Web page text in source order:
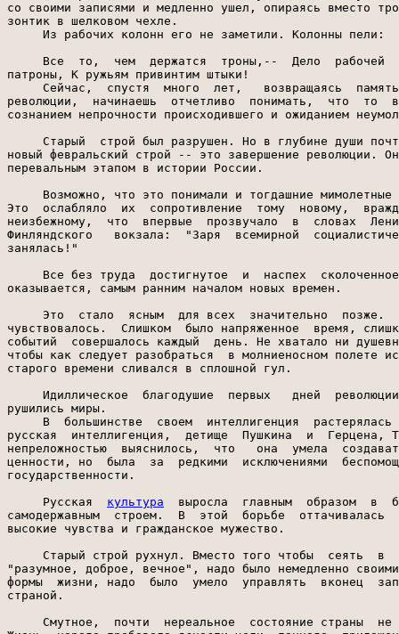
культура
выросла  главным  образом  в  борьбе  за  свободу  с
самодержавным  строем.  В  этой  борьбе  оттачивалась  мысль,  воспитывались
высокие чувства и гражданское мужество.

     Старый строй рухнул. Вместо того чтобы  сеять  в  народе хрестоматийное
"разумное, доброе, вечное", надо было немедленно своими руками создать новые
формы  жизни, надо  было  умело  управлять  вконец  запущенной и  необъятной
страной.

     Смутное,  почти  нереальное  состояние страны  не могло длиться  долго.
Жизнь  народа требовала ясности цели, точного  приложения труда.  Оказалось,
что  утверждение  справедливости  и  свободы требует  черной работы  и  даже
жестокости. Оказалось, что эти  вещи не рождаются сами  под звон кимвалов  и
восхищенные клики сограждан.
     Таковы были первые уроки революции. Такова  была первая встреча русской
интеллигенции лицом к липд с ее идеалами.

     Это была горькая чаша. Она не  миновала никого. Сильные духом выпили ее
и остались с народом, слабые -- или выродились, или погибли.

     Так  входила  страна  в  грозную  и  длительную  эпоху  создания  новой
гражданственности. Но,  повторяю,  в  то время все  эти мысли не были еще до
конца  понятны  всем.  Они  существовали  в  зачатке,  почти  как  ощущение.
Множество людей  плыло по  воле  событий  с  одним только  желанием  прожить
подольше, чтобы увидеть, как обернется история  и  к  какому  берегу прибьет
наконец Россию.

     Что  касается меня, то я встретил  Февральскую революцию с мальчишеским
восторгом, хотя мне было уже двадцать пять лет. Мне наивно верилось, что эта
революция   может  внезапно  переменить  людей  к   лучшему   и   объединить
непримиримых  врагов. Мне  казалось, что  человеку  не так  уж  трудно  ради
бесспорных  ценностей   революции  отказаться  от  пережитков  прошлого,  от
всяческой скверны и прежде всего от  жажды обогащения, национальной вражды и
угнетения себе подобных.

     Я был всегда уверен, что в каждом человеке заложены зачатки доброй воли
и все дело лишь в том, чтобы вызвать их из глубины его существа.

     Но скоро я убедился, что эти прекраснодушные  настроения --  наполовину
дым и тлен.  Каждый день  швырял мне в лицо жесткие доказательства того, что
человек  не  так  просто меняется и  революция  пока  что не  уничтожила  ни
ненависти, ни взаимного недоверия.
     Я гнал от себя  эту неприятную мысль,  но она не уходила и омрачала мою
радость.  Все  чаще  вспыхивал  гнев.  Особенно  сильно  я начал  ненавидеть
приглаженных и либеральных интеллигентов, стремительно и  явно  поглупевших,
по моему мнению, от недоброжелательства к своему, недавно еще умилявшему их,
народу.  Но  это еще не значило, что я целиком принимал в то время революцию
Октябрьскую.  Многое я принимал, иное  отвергал, особенно все,  что казалось
мне пренебрежением к прошлой культуре.

     Принять  целиком  Октябрь  мне  мешало мое  идеалистическое воспитание.
Поэтому  первые  два-три  года  Октябрьской  революции  я прожил  не как  ее
участник, а как глубоко заинтересованный свидетель.

     Только в  1920 году я  понял,  что нет другого  пути, чем тот,  который
избран моим народом. Тогда сразу же отлегло от сердца. Началось время веры и
больших  надежд Дальнейшая жизнь пошла уже не случайно, а более осмысленно и
более  или  менее твердо по  пути  служения  народу  в той  области, которая
представлялась мне наиболее  действенной и соответствующей моим  силам,--  в
литературе.

     Неизвестно,  какой путь  лучше  -- от  сомнения к  признанию или  путь,
лишенный всяческих сомнений.
     Во  всяком  случае,  глубокая  преданность  свободе,  справедливости  и
гуманности,  равно  как и честность  перед  самим собой всегда  казались мне
непременными качествами человека нашей революционной эпохи.

     Холодную весну 1917 года сменило душное лето.

     Жаркий  ветер  гонял по  мостовой вороха измятых и рваных  газет. Почти
каждый день  в Москве появлялись новые  газеты,  иногда самых необыкновенных
направлений, вплоть до теософских и анархических с лозунгом:

     "Анархия --  мать порядка". Эти  шумные  и большей частью  безграмотные
листки жили один-два дня.
     Ветер  трепал на стенах  десятки  то  обличительных, то  призывающих  к
благоразумию воззваний. Воздух был пропитан керосиновым запахом типографской
краски и ржаного  хлеба.  Этот последний деревенский  запах принесла с собой
армия.  Город  заполнялся солдатами,  валившими в тыл, несмотря на крикливые
приказы Керенского.
     Москва превратилась в буйное военное становище.  Солдаты плотно оседали
вокруг  вокзалов.  Привокзальные   площади  курились  дымом,  как  развалины
завоеванных городов. Но  это  был  не  пороховой дым,  а  дым махорки. Ветер
вертел серые смерчи из подсолнечной шелухи.

     Красный  флаг,  привязанный  к  воинственно  поднятой  бронзовой  сабле
Скобелева, давно выгорел от солнца, но победоносно шумел на ветру.

     Над городом висела  пелена пьюи.  В ней и день и ночь  горели заспанные
желтые фонари. Их просто забывали гасить.

     Для   экономии  электричества  часы  по  приказу  правительства  сильно
передвинули назад. Солнце заходило в четыре часа дня.

     Весь город был на ногах.  Квартиры пустовали. Ночи напролет люди хрипли
на митингах, слонялись  от бессонницы по  улицам, сидели и спорили в скверах
или просто на панели.  Незнакомые,  встречаясь на митингах, в одно мгновение
становились  друзьями  или  врагами.  Прошло  уже  четыре  месяца  с  начала
революции, но возбуждение не затихало. Тревога все так же томила сердца.

     Я решил поехать на  осень  к матери. Я вымотался  в Москве. За все  это
время я ничего не  успел  прочесть,  кроме  множества наспех отпечатанных на
газетной бумаге политических брошюр, отражавших непримиримую схватку партий.
Я  мечтал, как о чем-то несбыточном,  о возможности перечитать "Войну и мир"
Толстого. Мне казалось тогда, что этот роман написан два века назад.

     Мама жила  с сестрой Галей в Полесье, невдалеке  от  городка Чернобыля.
Там  у  моей